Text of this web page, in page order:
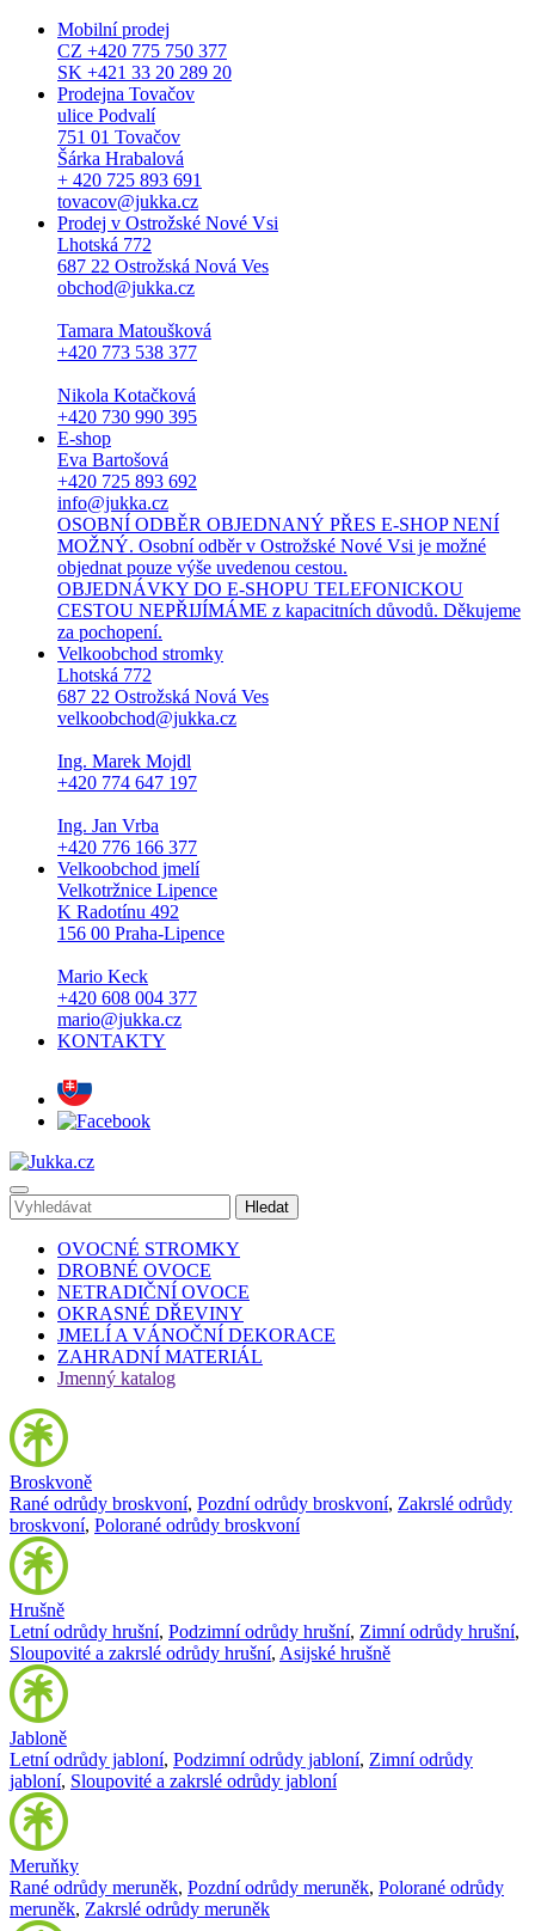
Mobilní prodej
CZ +420 775 750 377
SK +421 33 20 289 20
Prodejna Tovačov
ulice Podvalí
751 01 Tovačov
Šárka Hrabalová
+ 420 725 893 691
tovacov@jukka.cz
Prodej v Ostrožské Nové Vsi
Lhotská 772
687 22 Ostrožská Nová Ves
obchod@jukka.cz
Tamara Matoušková
+420 773 538 377
Nikola Kotačková
+420 730 990 395
E-shop
Eva Bartošová
+420 725 893 692
info@jukka.cz
OSOBNÍ ODBĚR OBJEDNANÝ PŘES E-SHOP NENÍ
MOŽNÝ. Osobní odběr v Ostrožské Nové Vsi je možné
objednat pouze výše uvedenou cestou.
OBJEDNÁVKY DO E-SHOPU TELEFONICKOU
CESTOU NEPŘIJÍMÁME z kapacitních důvodů. Děkujeme
za pochopení.
Velkoobchod stromky
Lhotská 772
687 22 Ostrožská Nová Ves
velkoobchod@jukka.cz
Ing. Marek Mojdl
+420 774 647 197
Ing. Jan Vrba
+420 776 166 377
Velkoobchod jmelí
Velkotržnice Lipence
K Radotínu 492
156 00 Praha-Lipence
Mario Keck
+420 608 004 377
mario@jukka.cz
KONTAKTY
OVOCNÉ STROMKY
DROBNÉ OVOCE
NETRADIČNÍ OVOCE
OKRASNÉ DŘEVINY
JMELÍ A VÁNOČNÍ DEKORACE
ZAHRADNÍ MATERIÁL
Jmenný katalog
Broskvoně
Rané odrůdy broskvoní, Pozdní odrůdy broskvoní, Zakrslé odrůdy
broskvoní, Polorané odrůdy broskvoní
Hrušně
Letní odrůdy hrušní, Podzimní odrůdy hrušní, Zimní odrůdy hrušní,
Sloupovité a zakrslé odrůdy hrušní, Asijské hrušně
Jabloně
Letní odrůdy jabloní, Podzimní odrůdy jabloní, Zimní odrůdy
jabloní, Sloupovité a zakrslé odrůdy jabloní
Meruňky
Rané odrůdy meruněk, Pozdní odrůdy meruněk, Polorané odrůdy
meruněk, Zakrslé odrůdy meruněk